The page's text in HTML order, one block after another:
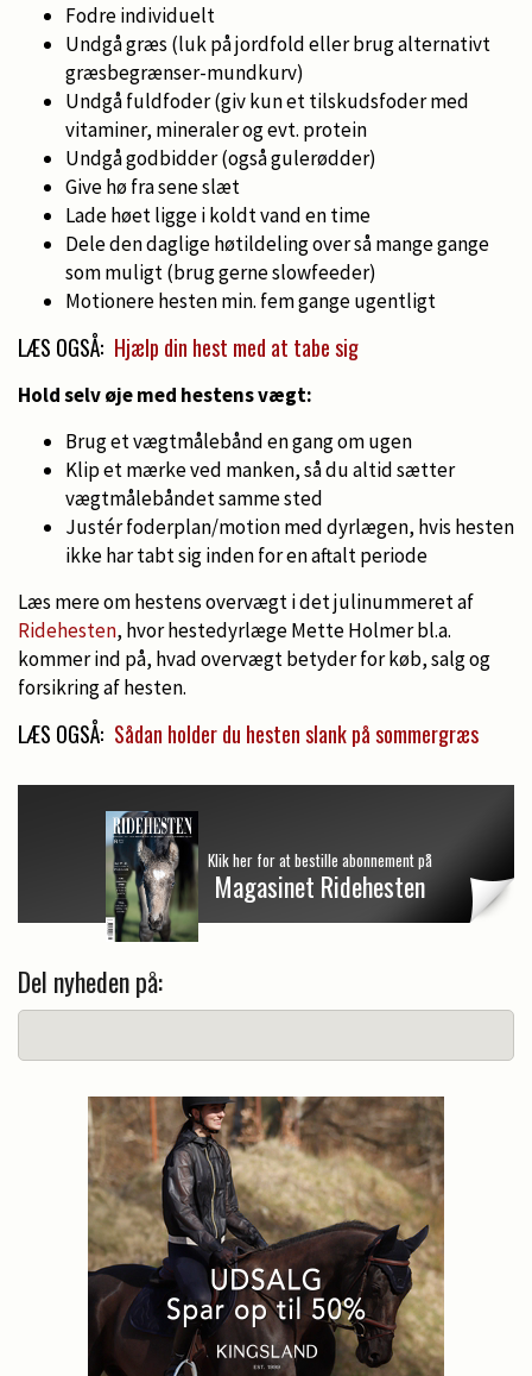
Fodre individuelt
Undgå græs (luk på jordfold eller brug alternativt
græsbegrænser-mundkurv)
Undgå fuldfoder (giv kun et tilskudsfoder med
vitaminer, mineraler og evt. protein
Undgå godbidder (også gulerødder)
Give hø fra sene slæt
Lade høet ligge i koldt vand en time
Dele den daglige høtildeling over så mange gange
som muligt (brug gerne slowfeeder)
Motionere hesten min. fem gange ugentligt
LÆS OGSÅ: Hjælp din hest med at tabe sig
Hold selv øje med hestens vægt:
Brug et vægtmålebånd en gang om ugen
Klip et mærke ved manken, så du altid sætter
vægtmålebåndet samme sted
Justér foderplan/motion med dyrlægen, hvis hesten
ikke har tabt sig inden for en aftalt periode
Læs mere om hestens overvægt i det julinummeret af
Ridehesten, hvor hestedyrlæge Mette Holmer bl.a.
kommer ind på, hvad overvægt betyder for køb, salg og
forsikring af hesten.
LÆS OGSÅ: Sådan holder du hesten slank på sommergræs
Klik her for at bestille abonnement på
Magasinet Ridehesten
Del nyheden på: